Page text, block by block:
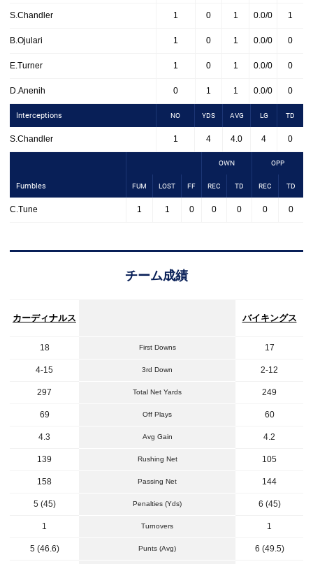
S.Chandler 1 0 1 0.0/0 1
B.Ojulari 1 0 1 0.0/0 0
E.Turner 1 0 1 0.0/0 0
D.Anenih 0 1 1 0.0/0 0
Interceptions NO YDS AVG LG TD
S.Chandler 1 4 4.0 4 0
OWN OPP
Fumbles FUM LOST FF REC TD REC TD
C.Tune 1 1 0 0 0 0 0
チーム成績
カーディナルス バイキングス
18 First Downs 17
4-15 3rd Down 2-12
297 Total Net Yards 249
69 Off Plays 60
4.3 Avg Gain 4.2
139 Rushing Net 105
158 Passing Net 144
5 (45) Penalties (Yds) 6 (45)
1 Turnovers 1
5 (46.6) Punts (Avg) 6 (49.5)